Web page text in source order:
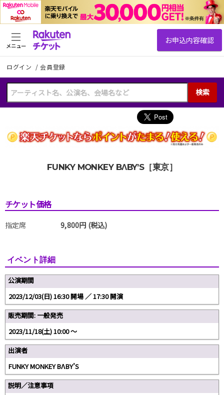
ログイン /会員登録
検索
メニュー
FUNKY MONKEY BΛBY’S［東京］
チケット価格
指定席 9,800円 (税込)
イベント詳細
公演期間
2023/12/03(日) 16:30 開場 ／ 17:30 開演
販売期間: 一般発売
2023/11/18(土) 10:00 〜
出演者
FUNKY MONKEY BΛBY’S
説明／注意事項